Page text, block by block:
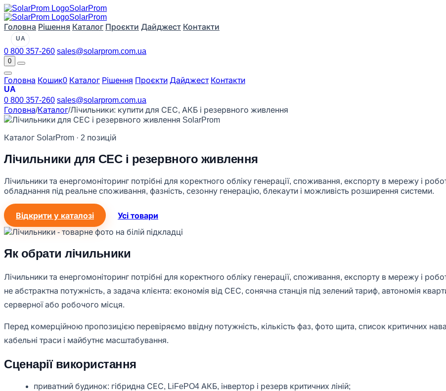
SolarProm
SolarProm
Головна Рішення Каталог Проєкти Дайджест Контакти
UA
0 800 357-260 sales@solarprom.com.ua
0
Головна Кошик0 Каталог Рішення Проєкти Дайджест Контакти
UA
0 800 357-260 sales@solarprom.com.ua
Головна/Каталог/Лічильники: купити для СЕС, АКБ і резервного живлення
Каталог SolarProm · 2 позицій
Лічильники для СЕС і резервного живлення
Лічильники та енергомоніторинг потрібні для коректного обліку генерації, споживання, експорту в мережу і
обладнання під реальне споживання, фазність, сезонну генерацію, блекаути і можливість розширення системи.
Відкрити у каталозі Усі товари
Як обрати лічильники
Лічильники та енергомоніторинг потрібні для коректного обліку генерації, споживання, експорту в мережу і
не абстрактна потужність, а задача клієнта: економія від СЕС, сонячна станція під зелений тариф, автономія
серверної або робочого місця.
Перед комерційною пропозицією перевіряємо ввідну потужність, кількість фаз, фото щита, список критичних
кабельні траси і майбутнє масштабування.
Сценарії використання
приватний будинок: гібридна СЕС, LiFePO4 АКБ, інвертор і резерв критичних ліній;